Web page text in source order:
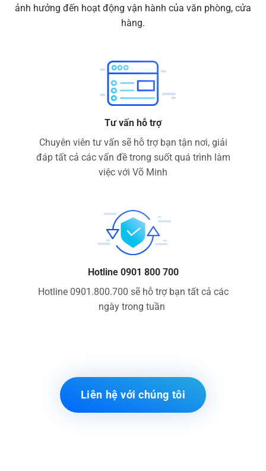
ảnh hưởng đến hoạt động vận hành của văn phòng, cửa
hàng.
Tư vấn hỗ trợ
Chuyên viên tư vấn sẽ hỗ trợ bạn tận nơi, giải
đáp tất cả các vấn đề trong suốt quá trình làm
việc với Võ Minh
Hotline 0901 800 700
Hotline 0901.800.700 sẽ hỗ trợ bạn tất cả các
ngày trong tuần
Liên hệ với chúng tôi